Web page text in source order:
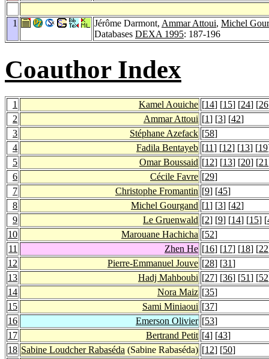
1 Jérôme Darmont, Ammar Attoui, Michel
Databases DEXA 1995: 187-196
Coauthor Index
1 Kamel Aouiche [14] [15] [24] [26
2
Ammar Attoui [1] [3] [42]
3
Stéphane Azefack [58]
4
Fadila Bentayeb [11] [12] [13] [19
5
Omar Boussaid [12] [13] [20] [21
6
Cécile Favre [29]
7
Christophe Fromantin [9] [45]
8
Michel Gourgand [1] [3] [42]
9
Le Gruenwald [2] [9] [14] [15] [
10
Marouane Hachicha [52]
11
Zhen He [16] [17] [18] [22
12
Pierre-Emmanuel Jouve [28] [31]
13
Hadj Mahboubi [27] [36] [51] [52
14
Nora Maiz [35]
15
Sami Miniaoui [37]
16
Emerson Olivier [53]
17
Bertrand Petit [4] [43]
18 Sabine Loudcher Rabaséda (Sabine Rabaséda) [12] [50]